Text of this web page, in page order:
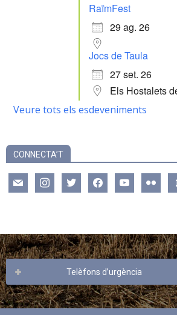
RaïmFest
29 ag. 26
Jocs de Taula
27 set. 26
Els Hostalets
Veure tots els esdeveniments
CONNECTA’T
mail instagramtwitter facebookyoutube flickr
Telèfons d’urgència